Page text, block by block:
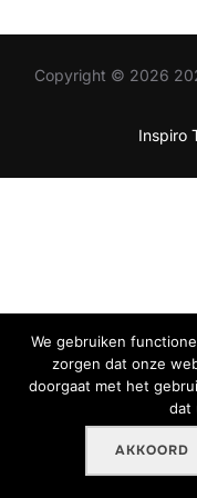
Copyright © 2026
Inspiro
We gebruiken
zorgen dat onze
doorgaat met het
dat
AKKOORD